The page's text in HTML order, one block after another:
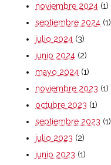
noviembre 2024 (1)
septiembre 2024 (1)
julio 2024 (3)
junio 2024 (2)
mayo 2024 (1)
noviembre 2023 (1)
octubre 2023 (1)
septiembre 2023 (1)
julio 2023 (2)
junio 2023 (1)